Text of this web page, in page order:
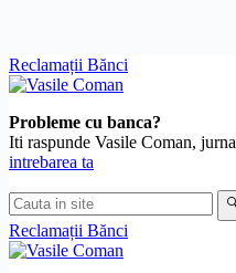
Skip
to
Reclamații Bănci
Probleme cu banca?
Iti raspunde Vasile Coman,
intrebarea ta
Cauta
in
site
Reclamații Bănci